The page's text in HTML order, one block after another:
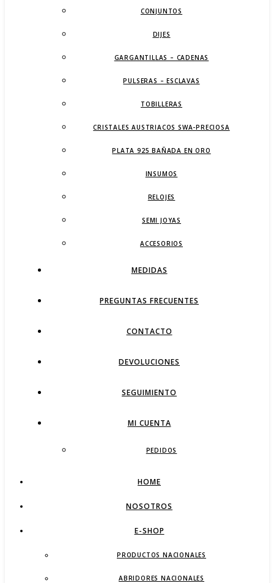
CONJUNTOS
DIJES
GARGANTILLAS – CADENAS
PULSERAS – ESCLAVAS
TOBILLERAS
CRISTALES AUSTRIACOS SWA-PRECIOSA
PLATA 925 BAÑADA EN ORO
INSUMOS
RELOJES
SEMI JOYAS
ACCESORIOS
MEDIDAS
PREGUNTAS FRECUENTES
CONTACTO
DEVOLUCIONES
SEGUIMIENTO
MI CUENTA
PEDIDOS
HOME
NOSOTROS
E-SHOP
PRODUCTOS NACIONALES
ABRIDORES NACIONALES